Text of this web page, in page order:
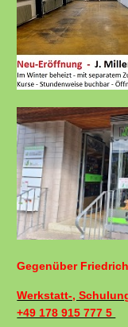
Gegenüber
Werkstatt-,
+49 178 915 777 5